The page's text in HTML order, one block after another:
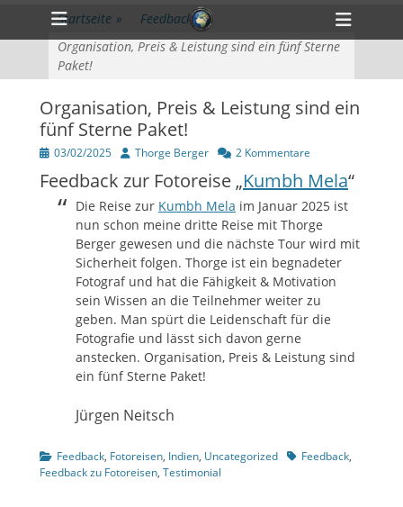
zum
Inhalt
überspringen
Primärmenü
Startseite » Feedback »
Organisation, Preis & Leistung sind ein fünf Sterne
Paket!
Organisation, Preis & Leistung sind ein
fünf Sterne Paket!
Veröffentlicht
03/02/2025 Author
Thorge Berger 2 Kommentare
Feedback zur Fotoreise „Kumbh Mela“
Die Reise zur Kumbh Mela im Januar 2025 ist
nun schon meine dritte Reise mit Thorge
Berger gewesen und die nächste Tour wird mit
Sicherheit folgen. Thorge ist ein begnadeter
Fotograf und hat die Fähigkeit & Motivation
sein Wissen an die Teilnehmer weiter zu
geben. Man spürt die Leidenschaft für die
Fotografie und lässt sich davon gerne
anstecken. Organisation, Preis & Leistung sind
ein fünf Sterne Paket!
Jürgen Neitsch
Kategorien
Feedback, Fotoreisen, Indien, Uncategorized TagsFeedback,
Feedback zu Fotoreisen, Testimonial